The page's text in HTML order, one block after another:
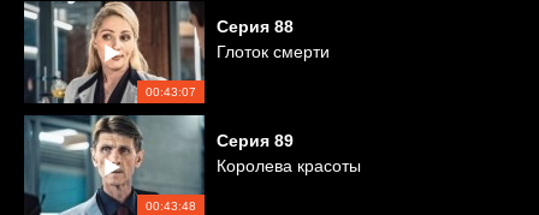
00:43:07
Серия 88
Глоток смерти
00:43:48
Серия 89
Королева красоты